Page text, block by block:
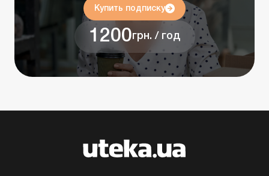
Купить подписку
1200грн. / год